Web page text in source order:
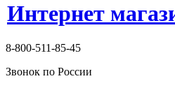
Интернет
8-800-511-85-45
Звонок по России